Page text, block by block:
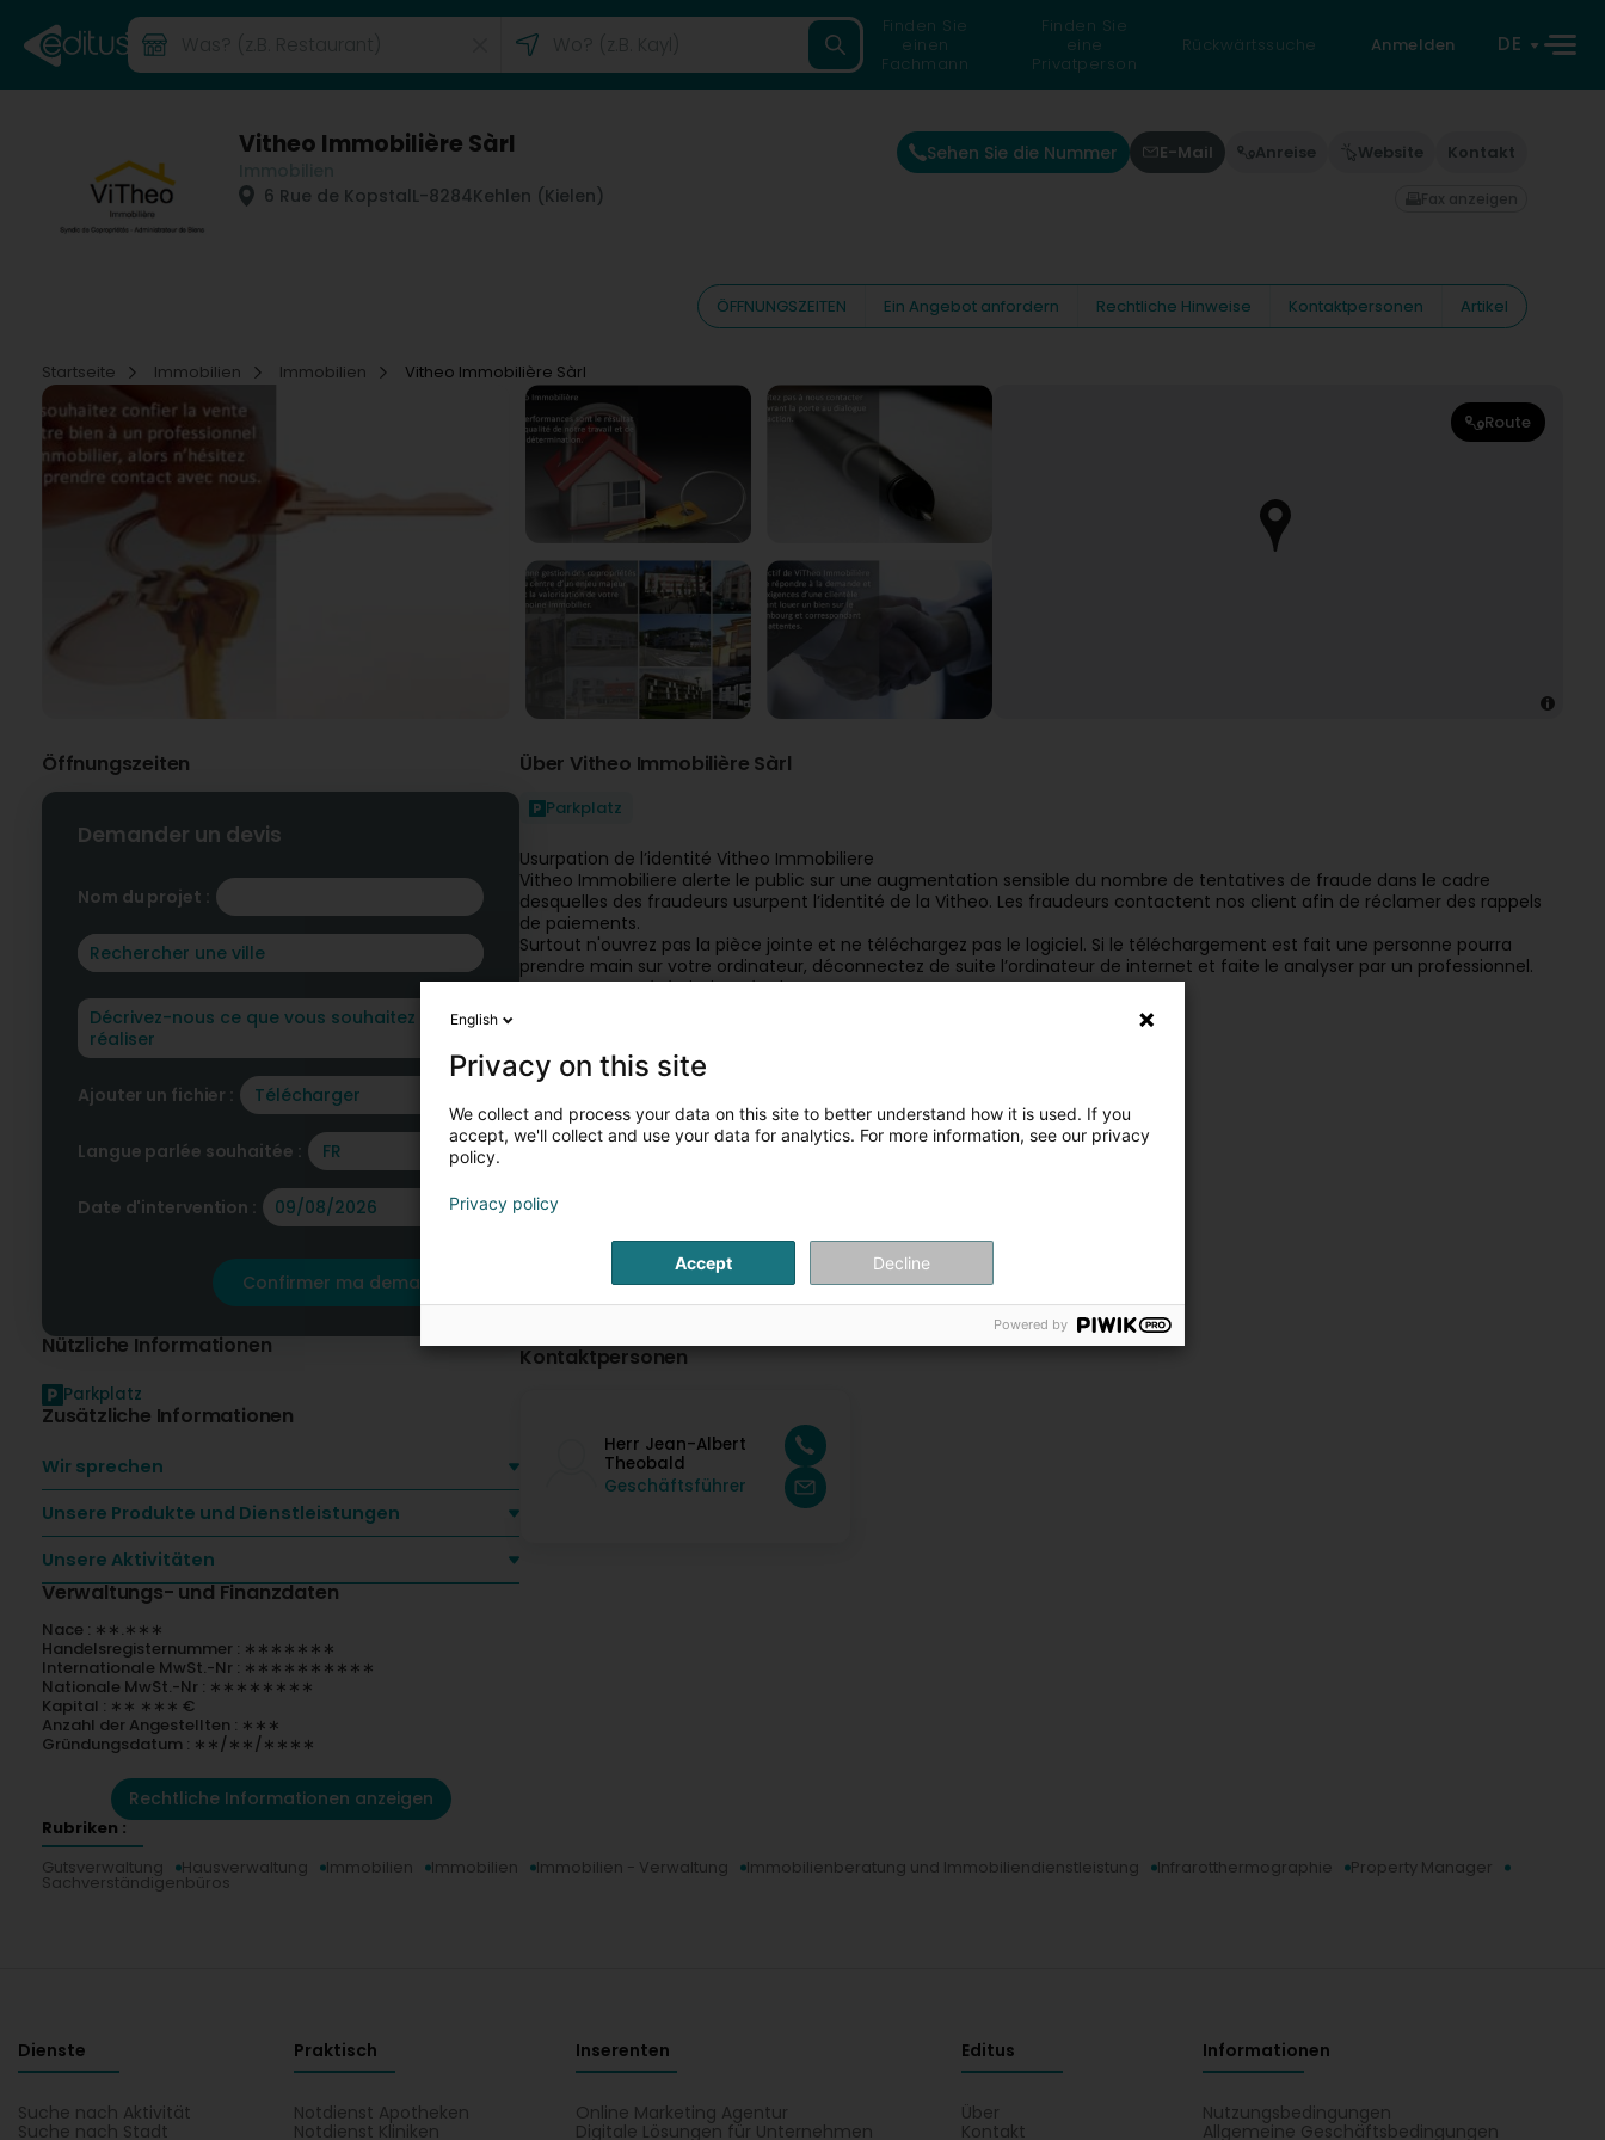
Finden Sie
einen
Fachmann
Finden Sie
eine
Privatperson
Rückwärtssuche Anmelden DE
Vitheo Immobilière Sàrl
6 Rue de KopstalL-8284Kehlen (Kielen)
Sehen Sie die Nummer E-Mail Anreise Website Kontakt
Fax anzeigen
ÖFFNUNGSZEITEN Ein Angebot anfordern Rechtliche Hinweise Kontaktpersonen Artikel
Startseite Immobilien Immobilien Vitheo Immobilière Sàrl
Route
Öffnungszeiten
Demander un devis
Nom du projet :
Ajouter un fichier : Télécharger
Langue parlée souhaitée : FR
Date d'intervention :
Confirmer ma demande
Nützliche Informationen
Parkplatz
Zusätzliche Informationen
Wir sprechen
Unsere Produkte und Dienstleistungen
Unsere Aktivitäten
Verwaltungs- und Finanzdaten
Nace : ∗∗.∗∗∗
Handelsregisternummer : ∗∗∗∗∗∗∗
Internationale MwSt.-Nr : ∗∗∗∗∗∗∗∗∗∗
Nationale MwSt.-Nr : ∗∗∗∗∗∗∗∗
Kapital : ∗∗ ∗∗∗ €
Anzahl der Angestellten : ∗∗∗
Gründungsdatum : ∗∗/∗∗/∗∗∗∗
Rechtliche Informationen anzeigen
Über Vitheo Immobilière Sàrl
Parkplatz
Usurpation de l’identité Vitheo Immobiliere
Vitheo Immobiliere alerte le public sur une augmentation sensible du nombre de tentatives de fraude dans le cadre
desquelles des fraudeurs usurpent l’identité de la Vitheo. Les fraudeurs contactent nos client afin de réclamer des rappels
de paiements.
Surtout n'ouvrez pas la pièce jointe et ne téléchargez pas le logiciel. Si le téléchargement est fait une personne pourra
prendre main sur votre ordinateur, déconnectez de suite l’ordinateur de internet et faite le analyser par un professionnel.
Nous en avons été victime également.
Expertise Immobilière
Kontaktpersonen
Herr Jean-Albert
Theobald
Geschäftsführer
Rubriken :
Gutsverwaltung
Hausverwaltung Immobilien Immobilien Immobilien - Verwaltung Immobilienberatung und Immobiliendienstleistung Infrarotthermographie Property Manager
Sachverständigenbüros
Dienste
Suche nach Aktivität
Suche nach Stadt
Praktisch
Notdienst Apotheken
Notdienst Kliniken
Inserenten
Online Marketing Agentur
Digitale Lösungen für Unternehmen
Editus
Über
Kontakt
Informationen
Nutzungsbedingungen
Allgemeine Geschäftsbedingungen
English
Privacy on this site
We collect and process your data on this site to better understand how it is used. If you
accept, we'll collect and use your data for analytics. For more information, see our privacy
policy.
Privacy policy
Accept Decline
Powered by